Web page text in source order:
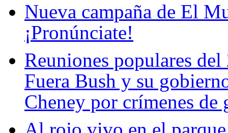
Nueva campaña de El
¡Pronúnciate!
Reuniones populares
Fuera Bush y su
Cheney por crímenes de